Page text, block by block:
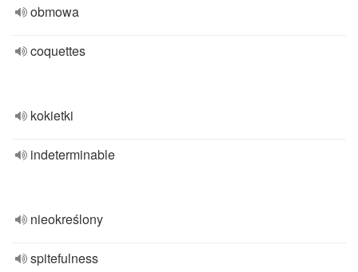
obmowa
coquettes
kokietki
indeterminable
nieokreślony
spitefulness